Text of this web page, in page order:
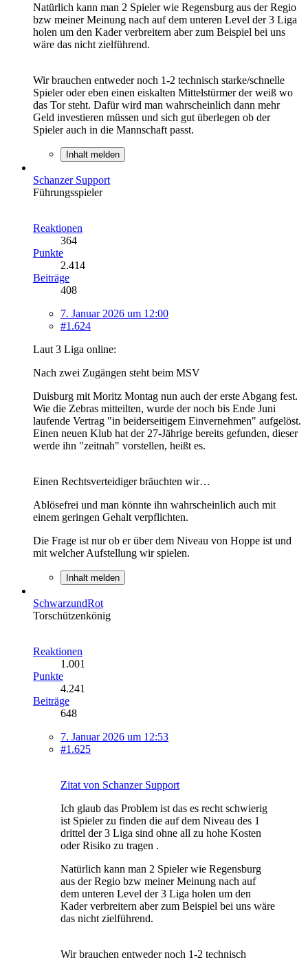
Natürlich kann man 2 Spieler wie Regensburg aus der Regio
bzw meiner Meinung nach auf dem unteren Level der 3 Liga
holen um den Kader verbreitern aber zum Beispiel bei uns
wäre das nicht zielführend.
Wir brauchen entweder noch 1-2 technisch starke/schnelle
Spieler oder eben einen eiskalten Mittelstürmer der weiß wo
das Tor steht. Dafür wird man wahrscheinlich dann mehr
Geld investieren müssen und sich gut überlegen ob der
Spieler auch in die Mannschaft passt.
Inhalt melden
Schanzer Support
Führungsspieler
Reaktionen
364
Punkte
2.414
Beiträge
408
7. Januar 2026 um 12:00
#1.624
Laut 3 Liga online:
Nach zwei Zugängen steht beim MSV
Duisburg mit Moritz Montag nun auch der erste Abgang fest.
Wie die Zebras mitteilten, wurde der noch bis Ende Juni
laufende Vertrag "in beiderseitigem Einvernehmen" aufgelöst.
Einen neuen Klub hat der 27-Jährige bereits gefunden, dieser
werde ihn "zeitnah" vorstellen, heißt es.
Einen Rechtsverteidiger bräuchten wir…
Ablösefrei und man könnte ihn wahrscheinlich auch mit
einem geringen Gehalt verpflichten.
Die Frage ist nur ob er über dem Niveau von Hoppe ist und
mit welcher Aufstellung wir spielen.
Inhalt melden
SchwarzundRot
Torschützenkönig
Reaktionen
1.001
Punkte
4.241
Beiträge
648
7. Januar 2026 um 12:53
#1.625
Zitat von Schanzer Support
Ich glaub das Problem ist das es recht schwierig
ist Spieler zu finden die auf dem Niveau des 1
drittel der 3 Liga sind ohne all zu hohe Kosten
oder Risiko zu tragen .
Natürlich kann man 2 Spieler wie Regensburg
aus der Regio bzw meiner Meinung nach auf
dem unteren Level der 3 Liga holen um den
Kader verbreitern aber zum Beispiel bei uns wäre
das nicht zielführend.
Wir brauchen entweder noch 1-2 technisch